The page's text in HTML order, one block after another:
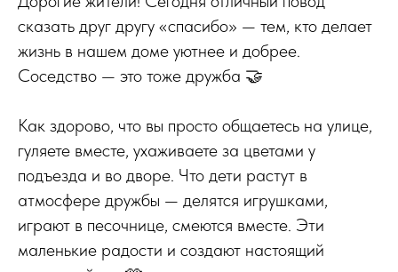
сказать друг другу «спасибо» — тем, кто делает
жизнь в нашем доме уютнее и добрее.
Соседство — это тоже дружба 🤝
Как здорово, что вы просто общаетесь на улице,
гуляете вместе, ухаживаете за цветами у
подъезда и во дворе. Что дети растут в
атмосфере дружбы — делятся игрушками,
играют в песочнице, смеются вместе. Эти
маленькие радости и создают настоящий